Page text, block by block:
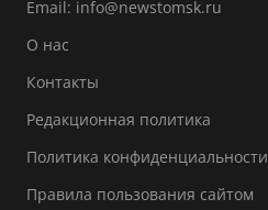
Email: info@newstomsk.ru
О нас
Контакты
Редакционная политика
Политика конфиденциальности
Правила пользования сайтом